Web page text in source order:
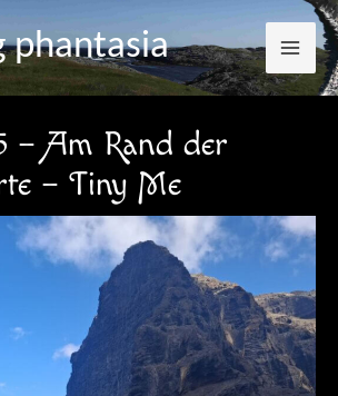
phantasia
– Am Rand der
– Tiny Me